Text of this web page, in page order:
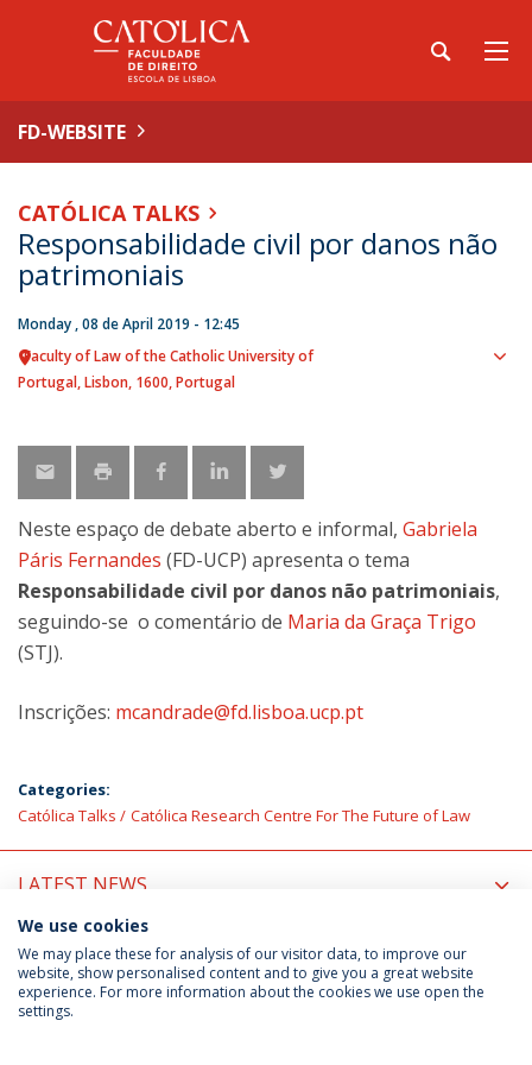
FD-WEBSITE
CATÓLICA TALKS
Responsabilidade civil por danos não
patrimoniais
Monday , 08 de April 2019 - 12:45
Faculty of Law of the Catholic University of
Portugal Lisbon 1600 Portugal
Neste espaço de debate aberto e informal, Gabriela
Páris Fernandes (FD-UCP) apresenta o tema
Responsabilidade civil por danos não patrimoniais,
seguindo-se o comentário de Maria da Graça Trigo
(STJ).
Inscrições: mcandrade@fd.lisboa.ucp.pt
Categories:
Católica Talks
Católica Research Centre For The Future of Law
LATEST NEWS
UPCOMING EVENTS
Privacy Policy
We use cookies
We may place these for analysis of our visitor data, to improve our
website, show personalised content and to give you a great website
experience. For more information about the cookies we use open the
settings.